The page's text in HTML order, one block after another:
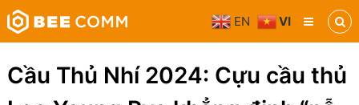
Skip
to
content
Bee
Comm
Truyền
thông
Cầu Thủ Nhí 2024: Cựu cầu thủ
EN VI